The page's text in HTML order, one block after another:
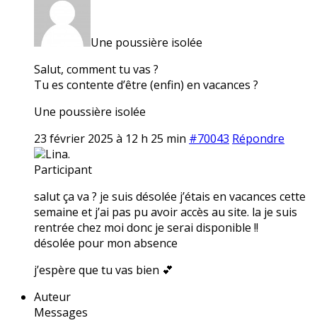
Une poussière isolée
Salut, comment tu vas ?
Tu es contente d’être (enfin) en vacances ?
Une poussière isolée
23 février 2025 à 12 h 25 min #70043 Répondre
Lina.
Participant
salut ça va ? je suis désolée j’étais en vacances cette
semaine et j’ai pas pu avoir accès au site. la je suis
rentrée chez moi donc je serai disponible !!
désolée pour mon absence
j’espère que tu vas bien 💕
Auteur
Messages